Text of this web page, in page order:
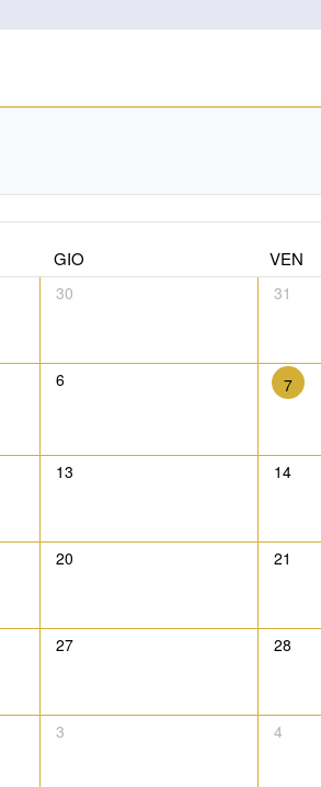
GIO VEN
30 31
6 7
13 14
20 21
27 28
3 4